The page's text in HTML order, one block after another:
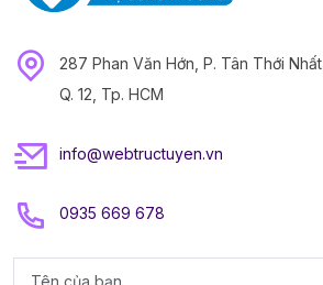
287 Phan Văn Hớn, P. Tân Thới Nhất
Q. 12, Tp. HCM
info@webtructuyen.vn
0935 669 678